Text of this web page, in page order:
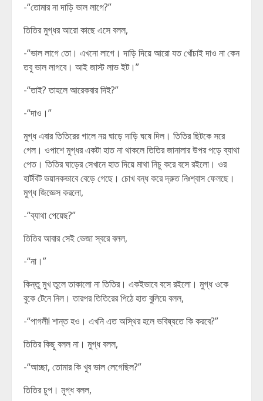
-“তোমার না দাড়ি ভাল লাগে?”
তিতির মুগ্ধর আরো কাছে এসে বলল,
-“ভাল লাগে তো। এখনো লাগে। দাড়ি দিয়ে আরো যত খোঁচাই দাও না কেন
তবু ভাল লাগবে। আই জাস্ট লাভ ইট।”
-“তাই? তাহলে আরেকবার দিই?”
-“দাও।”
মুগ্ধ এবার তিতিরের গালে নয় ঘাড়ে দাড়ি ঘষে দিল। তিতির ছিটকে সরে
গেল। ওপাশে মুগ্ধর একটা হাত না থাকলে তিতির জানালার উপর পড়ে ব্যাথা
পেত। তিতির ঘাড়ের সেখানে হাত দিয়ে মাথা নিচু করে বসে রইলো। ওর
হার্টবিট ভয়ানকভাবে বেড়ে গেছে। চোখ বন্ধ করে দ্রুত নিঃশ্বাস ফেলছে।
মুগ্ধ জিজ্ঞেস করলো,
-“ব্যাথা পেয়েছ?”
তিতির আবার সেই ভেজা স্বরে বলল,
-“না।”
কিন্তু মুখ তুলে তাকালো না তিতির। একইভাবে বসে রইলো। মুগ্ধ ওকে
বুকে টেনে নিল। তারপর তিতিরের পিঠে হাত বুলিয়ে বলল,
-“পাগলী! শান্ত হও। এখনি এত অস্থির হলে ভবিষ্যতে কি করবে?”
তিতির কিছু বলল না। মুগ্ধ বলল,
-“আচ্ছা, তোমার কি খুব ভাল লেগেছিল?”
তিতির চুপ। মুগ্ধ বলল,